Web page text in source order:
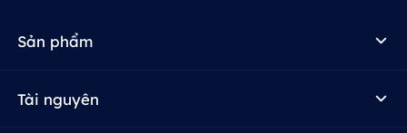
Sản phẩm
Tài nguyên